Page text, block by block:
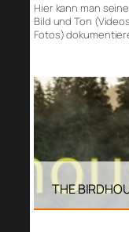
Hier kann man
Bild und Ton
Fotos)
THE